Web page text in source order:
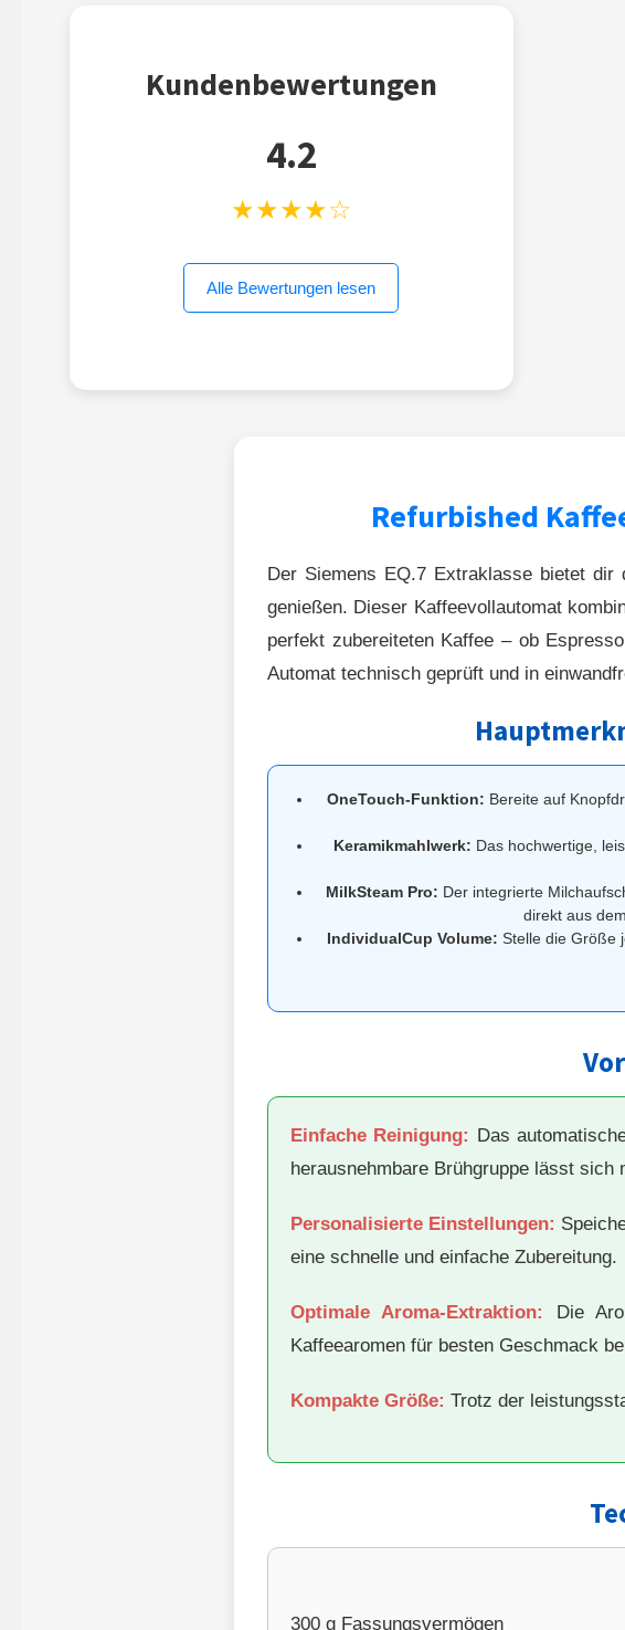
Kundenbewertungen
4.2
★★★★☆
Alle Bewertungen lesen
Refurbished
Der Siemens EQ.7 Extraklasse bietet
genießen. Dieser Kaffeevollautomat
perfekt zubereiteten Kaffee – ob
Automat technisch geprüft und in
OneTouch-Funktion: Bereite auf
Keramikmahlwerk: Das hochwertige,
MilkSteam Pro: Der integrierte
direkt aus
IndividualCup Volume: Stelle die Größe
Einfache Reinigung: Das
herausnehmbare Brühgruppe lässt sich
Personalisierte Einstellungen:
eine schnelle und einfache Zubereitung.
Optimale Aroma-Extraktion:
Die
Kaffeearomen für besten Geschmack
Kompakte Größe: Trotz der
300 g Fassungsvermögen